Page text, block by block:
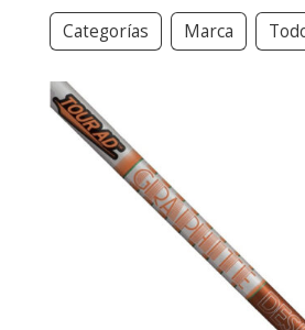
Categorías Marca